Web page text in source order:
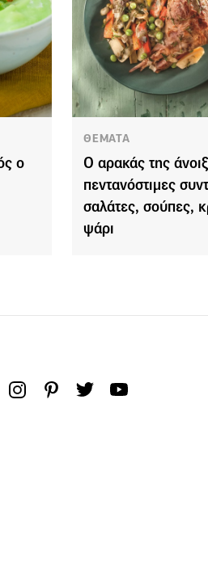
ο
ΘΕΜΑΤΑ
Ο αρακάς της
πεντανόστιμες
σαλάτες, σούπες,
ψάρι